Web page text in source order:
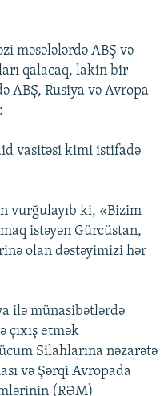
məsələlərdə ABŞ və
qalacaq, lakin bir
ABŞ, Rusiya və Avropa
vasitəsi kimi istifadə
vurğulayıb ki, «Bizim
istəyən Gürcüstan,
olan dəstəyimizi hər
ilə münasibətlərdə
çıxış etmək
Silahlarına nəzarətə
və Şərqi Avropada
(RƏM)